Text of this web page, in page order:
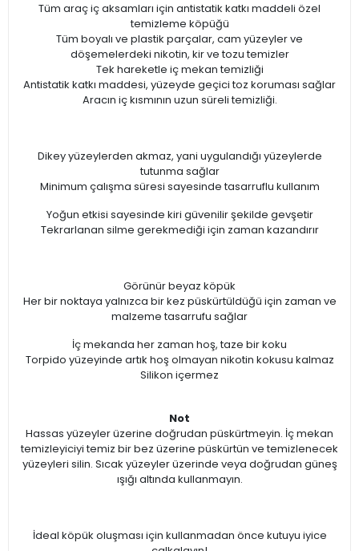
Tüm araç iç aksamları için antistatik katkı maddeli özel
temizleme köpüğü
Tüm boyalı ve plastik parçalar, cam yüzeyler ve
döşemelerdeki nikotin, kir ve tozu temizler
Tek hareketle iç mekan temizliği
Antistatik katkı maddesi, yüzeyde geçici toz koruması sağlar
Aracın iç kısmının uzun süreli temizliği.
Dikey yüzeylerden akmaz, yani uygulandığı yüzeylerde
tutunma sağlar
Minimum çalışma süresi sayesinde tasarruflu kullanım
Yoğun etkisi sayesinde kiri güvenilir şekilde gevşetir
Tekrarlanan silme gerekmediği için zaman kazandırır
Görünür beyaz köpük
Her bir noktaya yalnızca bir kez püskürtüldüğü için zaman ve
malzeme tasarrufu sağlar
İç mekanda her zaman hoş, taze bir koku
Torpido yüzeyinde artık hoş olmayan nikotin kokusu kalmaz
Silikon içermez
Not
Hassas yüzeyler üzerine doğrudan püskürtmeyin. İç mekan
temizleyiciyi temiz bir bez üzerine püskürtün ve temizlenecek
yüzeyleri silin. Sıcak yüzeyler üzerinde veya doğrudan güneş
ışığı altında kullanmayın.
İdeal köpük oluşması için kullanmadan önce kutuyu iyice